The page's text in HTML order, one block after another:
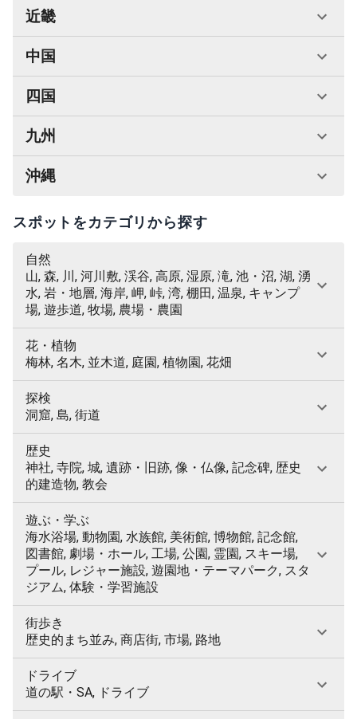
近畿
中国
四国
九州
沖縄
スポットをカテゴリから探す
自然
山, 森, 川, 河川敷, 渓谷, 高原, 湿原, 滝, 池・沼, 湖, 湧
水, 岩・地層, 海岸, 岬, 峠, 湾, 棚田, 温泉, キャンプ
場, 遊歩道, 牧場, 農場・農園
花・植物
梅林, 名木, 並木道, 庭園, 植物園, 花畑
探検
洞窟, 島, 街道
歴史
神社, 寺院, 城, 遺跡・旧跡, 像・仏像, 記念碑, 歴史
的建造物, 教会
遊ぶ・学ぶ
海水浴場, 動物園, 水族館, 美術館, 博物館, 記念館,
図書館, 劇場・ホール, 工場, 公園, 霊園, スキー場,
プール, レジャー施設, 遊園地・テーマパーク, スタ
ジアム, 体験・学習施設
街歩き
歴史的まち並み, 商店街, 市場, 路地
ドライブ
道の駅・SA, ドライブ